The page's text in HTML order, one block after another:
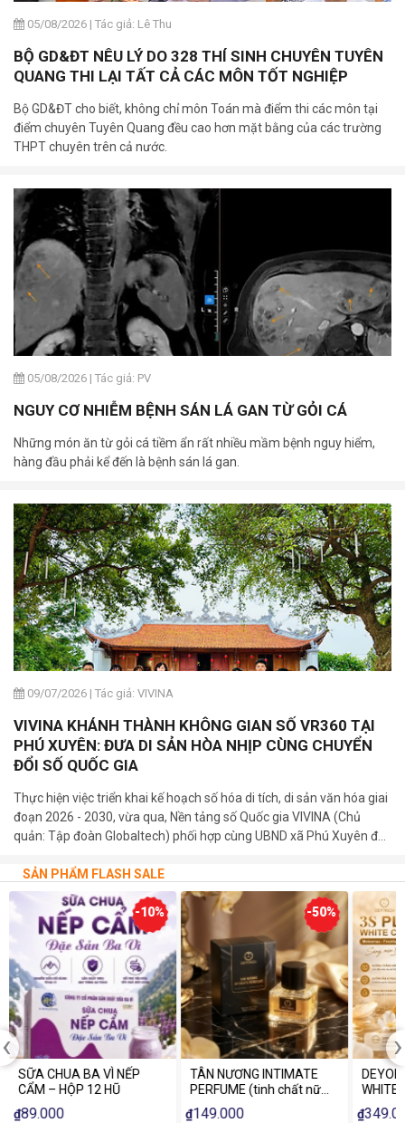
05/08/2026 | Tác giả: Lê Thu
BỘ GD&ĐT NÊU LÝ DO 328 THÍ SINH CHUYÊN TUYÊN
QUANG THI LẠI TẤT CẢ CÁC MÔN TỐT NGHIỆP
Bộ GD&ĐT cho biết, không chỉ môn Toán mà điểm thi các môn tại
điểm chuyên Tuyên Quang đều cao hơn mặt bằng của các trường
THPT chuyên trên cả nước.
05/08/2026 | Tác giả: PV
NGUY CƠ NHIỄM BỆNH SÁN LÁ GAN TỪ GỎI CÁ
Những món ăn từ gỏi cá tiềm ẩn rất nhiều mầm bệnh nguy hiểm,
hàng đầu phải kể đến là bệnh sán lá gan.
09/07/2026 | Tác giả: VIVINA
VIVINA KHÁNH THÀNH KHÔNG GIAN SỐ VR360 TẠI
PHÚ XUYÊN: ĐƯA DI SẢN HÒA NHỊP CÙNG CHUYỂN
ĐỔI SỐ QUỐC GIA
Thực hiện việc triển khai kế hoạch số hóa di tích, di sản văn hóa giai
đoạn 2026 - 2030, vừa qua, Nền tảng số Quốc gia VIVINA (Chủ
quản: Tập đoàn Globaltech) phối hợp cùng UBND xã Phú Xuyên đã
hóa tại các di tích cấp Quốc gia trên địa bàn xã.
SẢN PHẨM FLASH SALE
-10%
SỮA CHUA BA VÌ NẾP
CẨM – HỘP 12 HŨ
₫89.000
-50%
TÂN NƯƠNG INTIMATE
PERFUME (tinh chất nữ
tính)
₫149.000
WHITE
₫
‹ ›